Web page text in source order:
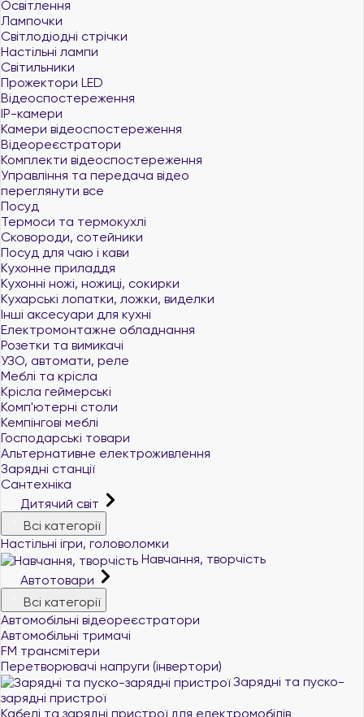
Освітлення
Лампочки
Світлодіодні стрічки
Настільні лампи
Світильники
Прожектори LED
Відеоспостереження
IP-камери
Камери відеоспостереження
Відеореєстратори
Комплекти відеоспостереження
Управління та передача відео
переглянути все
Посуд
Термоси та термокухлі
Сковороди, сотейники
Посуд для чаю і кави
Кухонне приладдя
Кухонні ножі, ножиці, сокирки
Кухарські лопатки, ложки, виделки
Інші аксесуари для кухні
Електромонтажне обладнання
Розетки та вимикачі
УЗО, автомати, реле
Меблі та крісла
Крісла геймерські
Комп'ютерні столи
Кемпінгові меблі
Господарські товари
Альтернативне електроживлення
Зарядні станції
Сантехніка
Дитячий світ
Всі категорії
Настільні ігри, головоломки
Навчання, творчість
Автотовари
Всі категорії
Автомобільні відеореєстратори
Автомобільні тримачі
FM трансмітери
Перетворювачі напруги (інвертори)
Зарядні та пуско-
зарядні пристрої
Кабелі та зарядні пристрої для електромобілів
+380 (96) 521 33 21